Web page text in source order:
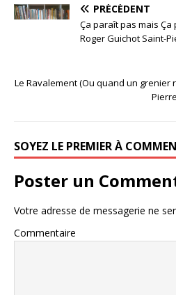
PRÉCÉDENT
Ça paraît pas mais Ça
Roger Guichot Saint-
Le Ravalement (Ou quand un grenier
SOYEZ LE PREMIER À
Poster un
Votre adresse de messagerie ne
Commentaire